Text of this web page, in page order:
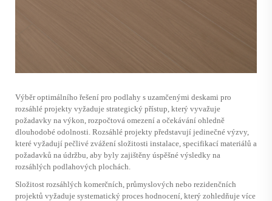
Výběr optimálního řešení pro podlahy s uzamčenými deskami pro
rozsáhlé projekty vyžaduje strategický přístup, který vyvažuje
požadavky na výkon, rozpočtová omezení a očekávání ohledně
dlouhodobé odolnosti. Rozsáhlé projekty představují jedinečné výzvy,
které vyžadují pečlivé zvážení složitosti instalace, specifikací materiálů a
požadavků na údržbu, aby byly zajištěny úspěšné výsledky na
rozsáhlých podlahových plochách.
Složitost rozsáhlých komerčních, průmyslových nebo rezidenčních
projektů vyžaduje systematický proces hodnocení, který zohledňuje více